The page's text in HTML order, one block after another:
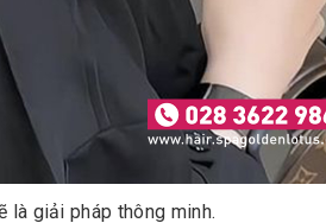
là giải pháp thông minh.